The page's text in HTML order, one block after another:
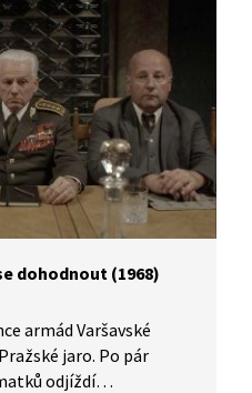
dohodnout (1968)
armád Varšavské
jaro. Po pár
odjíždí